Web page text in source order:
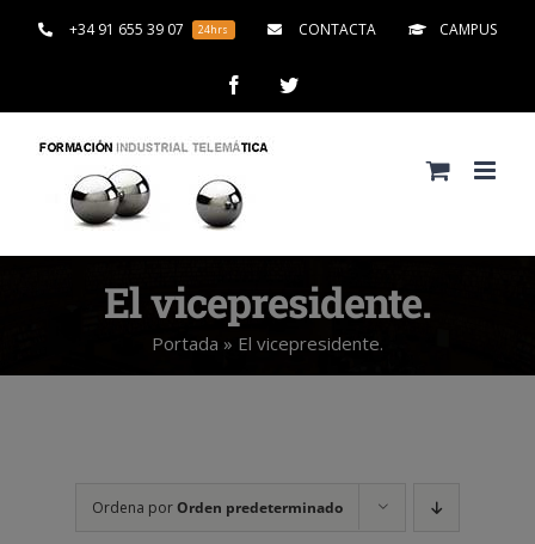
+34 91 655 39 07 24hrs CONTACTA CAMPUS
FacebookTwitter
El vicepresidente.
Portada » El vicepresidente.
Ordena porOrden predeterminado